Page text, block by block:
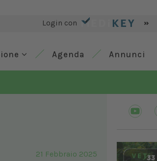
Login con »
Agenda Annunci
21 Febbraio 2025